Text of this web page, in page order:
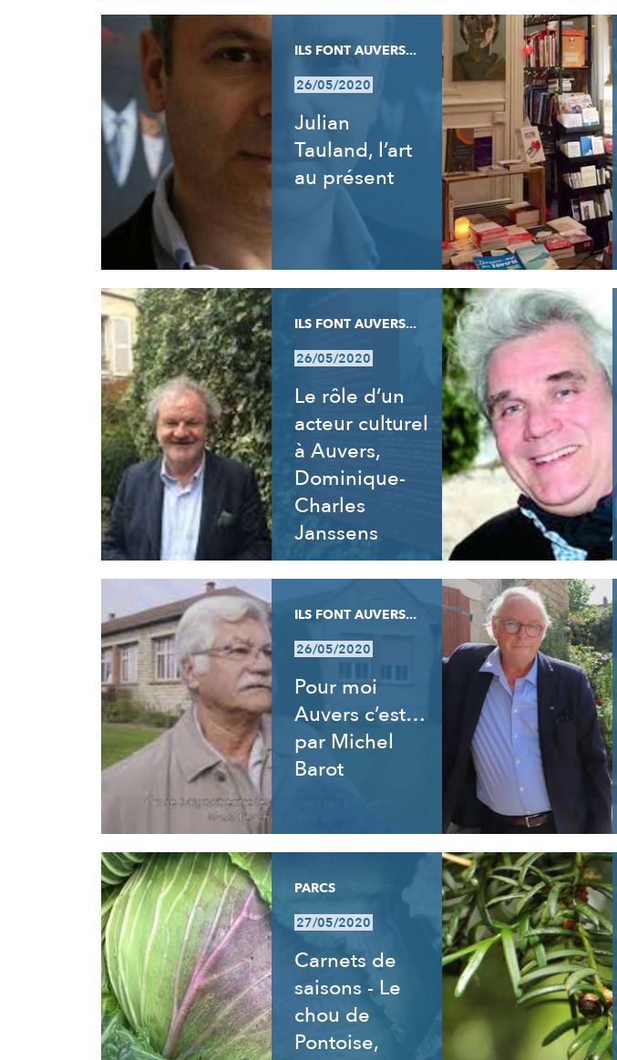
ILS FONT AUVERS...
26/05/2020
Julian
Tauland, l’art
au présent
ILS FONT AUVERS...
26/05/2020
Le rôle d’un
acteur culturel
à Auvers,
Dominique-
Charles
Janssens
ILS FONT AUVERS...
26/05/2020
Pour moi
Auvers c’est…
par Michel
Barot
PARCS
27/05/2020
Carnets de
saisons - Le
chou de
Pontoise,